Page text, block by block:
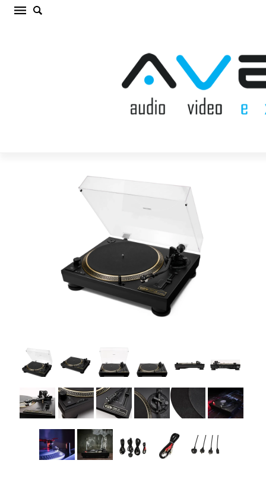
VESTLYD PRO T2 BLACK VINILA PLAŠU
ATSKAŅOTĀJS (cena par gab.)